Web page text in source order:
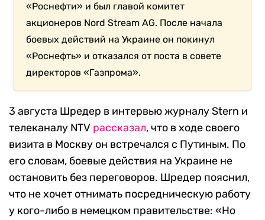
«Роснефти» и был главой комитет
акционеров Nord Stream AG. После начала
боевых действий на Украине он покинул
«Роснефть» и отказался от поста в совете
директоров «Газпрома».
3 августа Шредер в интервью журналу Stern и
телеканалу NTV рассказал, что в ходе своего
визита в Москву он встречался с Путиным. По
его словам, боевые действия на Украине не
остановить без переговоров. Шредер пояснил,
что не хочет отнимать посредническую работу
у кого-либо в немецком правительстве: «Но